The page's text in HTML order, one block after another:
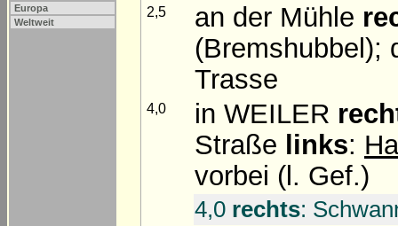
Europa
Weltweit
2,5 an der Mühle
(Bremshubbel);
Trasse
4,0 in WEILER
Straße links:
vorbei (l. Gef.)
4,0 rechts: